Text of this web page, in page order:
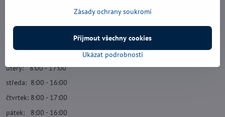
pondělí: 8:00 - 16:00
úterý: 8:00 - 17:00
středa: 8:00 - 16:00
čtvrtek: 8:00 - 17:00
pátek: 8:00 - 16:00
Zásady ochrany soukromí
Ukázat podrobnosti
Přijmout všechny cookies